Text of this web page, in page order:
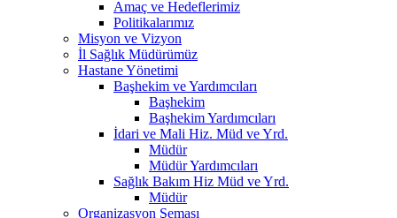
Amaç ve Hedeflerimiz
Politikalarımız
Misyon ve Vizyon
İl Sağlık Müdürümüz
Hastane Yönetimi
Başhekim ve Yardımcıları
Başhekim
Başhekim Yardımcıları
İdari ve Mali Hiz. Müd ve Yrd.
Müdür
Müdür Yardımcıları
Sağlık Bakım Hiz Müd ve Yrd.
Müdür
Organizasyon Şeması